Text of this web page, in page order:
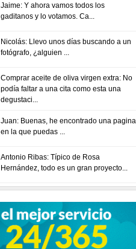
Jaime: Y ahora vamos todos los
gaditanos y lo votamos. Ca...
Nicolás: Llevo unos días buscando a un
fotógrafo, ¿alguien ...
Comprar aceite de oliva virgen extra: No
podía faltar a una cita como esta una
degustaci...
Juan: Buenas, he encontrado una pagina
en la que puedas ...
Antonio Ribas: Típico de Rosa
Hernández, todo es un gran proyecto...